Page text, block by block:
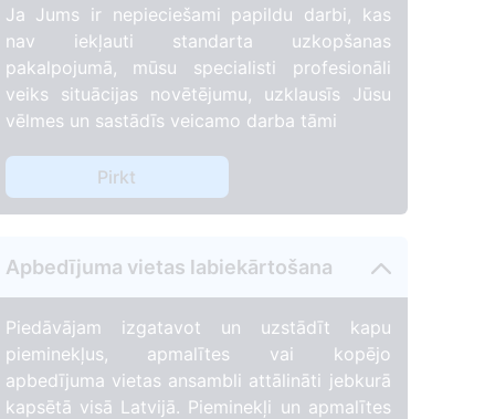
Ja Jums ir nepieciešami papildu darbi, kas
nav iekļauti standarta uzkopšanas
pakalpojumā, mūsu specialisti profesionāli
veiks situācijas novētējumu, uzklausīs Jūsu
vēlmes un sastādīs veicamo darba tāmi
Pirkt
Apbedījuma vietas labiekārtošana
Piedāvājam izgatavot un uzstādīt kapu
pieminekļus, apmalītes vai kopējo
apbedījuma vietas ansambli attālināti jebkurā
kapsētā visā Latvijā. Pieminekļi un apmalītes